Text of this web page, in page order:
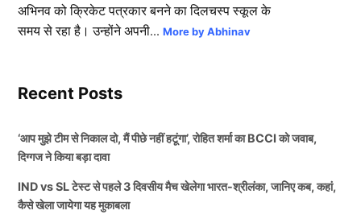
अभिनव को क्रिकेट पत्रकार बनने का दिलचस्प स्कूल के
समय से रहा है। उन्होंने अपनी...More by Abhinav
Recent Posts
‘आप मुझे टीम से निकाल दो, मैं पीछे नहीं हटूंगा’, रोहित शर्मा का BCCI को जवाब,
दिग्गज ने किया बड़ा दावा
IND vs SL टेस्ट से पहले 3 दिवसीय मैच खेलेगा भारत-श्रीलंका, जानिए कब, कहां,
कैसे खेला जायेगा यह मुकाबला